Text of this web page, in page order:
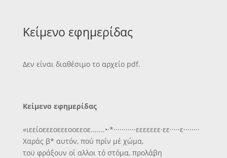
Κείμενο εφημερίδας
Δεν είναι διαθέσιμο το αρχείο pdf.
Κείμενο εφημερίδας
«ιεείοεεεοεεεοοεεοε.......•·*···········εεεεεεε·εε·····ε········
Χαράς β* αυτόν, πού πρίν μέ χώμα,
τοϋ φράξουν οί αλλοι τό στόμα, προλάβη